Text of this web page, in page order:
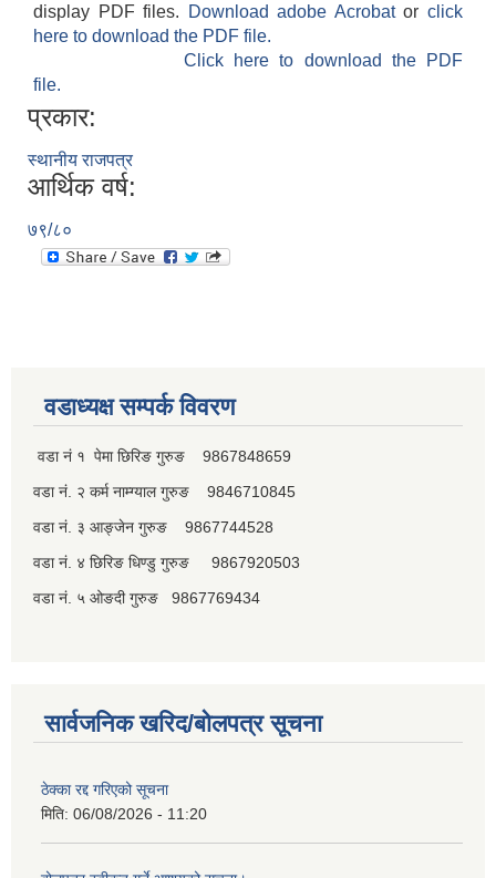
display PDF files.
Download adobe Acrobatorclick
here to download the PDF file.
Click here to download the PDF
file.
प्रकार:
स्थानीय राजपत्र
आर्थिक वर्ष:
७९/८०
वडाध्यक्ष सम्पर्क विवरण
वडा नं १ पेमा छिरिङ गुरुङ 9867848659
वडा नं. २ कर्म नाम्ग्याल गुरुङ 9846710845
वडा नं. ३ आङ्जेन गुरुङ 9867744528
वडा नं. ४ छिरिङ धिण्डु गुरुङ 9867920503
वडा नं. ५ ओङदी गुरुङ 9867769434
सार्वजनिक खरिद/बोलपत्र सूचना
ठेक्का रद्द गरिएको सूचना
मिति: 06/08/2026 - 11:20